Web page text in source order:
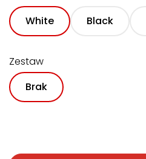
White
Black
Zestaw
Brak